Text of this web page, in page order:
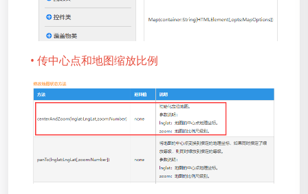
• 传中心点和地图缩放比例